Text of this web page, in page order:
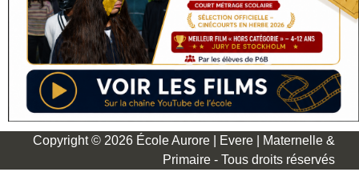
Copyright © 2026 École Aurore | Evere | Maternelle &
Primaire - Tous droits réservés